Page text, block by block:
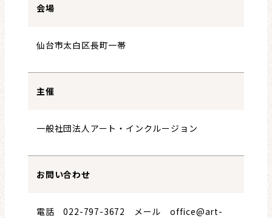
会場
仙台市太白区長町一帯
主催
一般社団法人アート・インクルージョン
お問い合わせ
電話 022-797-3672 メール office@art-